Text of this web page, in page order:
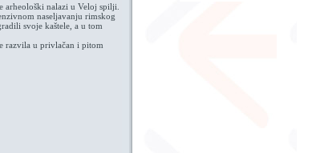
arheološki nalazi u Veloj spilji.
naseljavanju rimskog
svoje kaštele, a u tom
razvila u privlačan i pitom